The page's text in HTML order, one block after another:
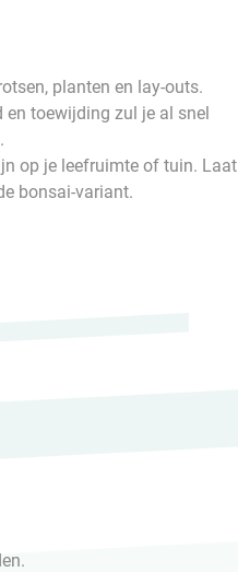
planten en lay-outs.
en toewijding zul je al snel
op je leefruimte of tuin. Laat
bonsai-variant.